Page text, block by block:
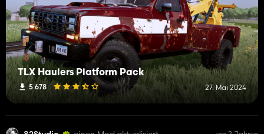
TLX Haulers Platform Pack
5 678 27. Mai 2024